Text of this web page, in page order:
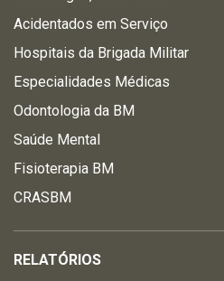
Acidentados em Serviço
Hospitais da Brigada Militar
Especialidades Médicas
Odontologia da BM
Saúde Mental
Fisioterapia BM
CRASBM
RELATÓRIOS